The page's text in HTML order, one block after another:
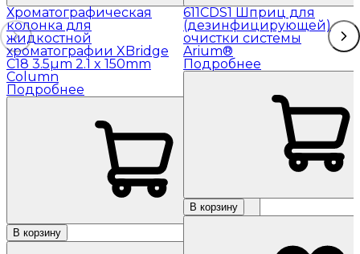
Хроматографическая
колонка для
жидкостной
хроматографии XBridge
C18 3.5µm 2.1 x 150mm
Column
Подробнее
В корзину
611CDS1 Шприц для
(дезинфицирующей)
очистки системы
Arium®
Подробнее
В корзину